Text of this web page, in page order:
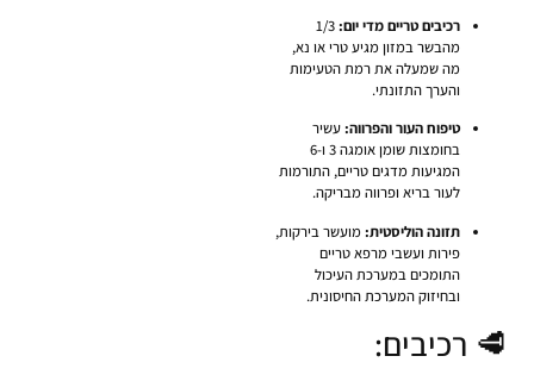
רכיבים טריים מדי יום:1/3
מהבשר במזון מגיע טרי או נא,
מה שמעלה את רמת הטעימות
והערך התזונתי.
טיפוח העור והפרווה:עשיר
בחומצות שומן אומגה 3 ו-6
המגיעות מדגים טריים, התורמות
לעור בריא ופרווה מבריקה.
תזונה הוליסטית:מועשר בירקות,
פירות ועשבי מרפא טריים
התומכים במערכת העיכול
ובחיזוק המערכת החיסונית.
🥩 רכיבים: